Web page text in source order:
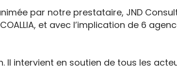
par notre prestataire, JND
et avec l’implication de 6
Il intervient en soutien de tous les